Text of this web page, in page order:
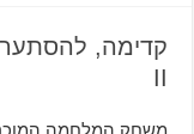
II
משחק המלחמה המוכר